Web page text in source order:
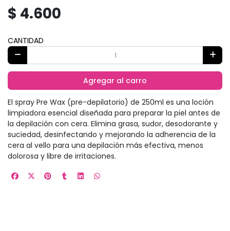
$ 4.600
CANTIDAD
Agregar al carro
El spray Pre Wax (pre-depilatorio) de 250ml es una loción
limpiadora esencial diseñada para preparar la piel antes de
la depilación con cera. Elimina grasa, sudor, desodorante y
suciedad, desinfectando y mejorando la adherencia de la
cera al vello para una depilación más efectiva, menos
dolorosa y libre de irritaciones.